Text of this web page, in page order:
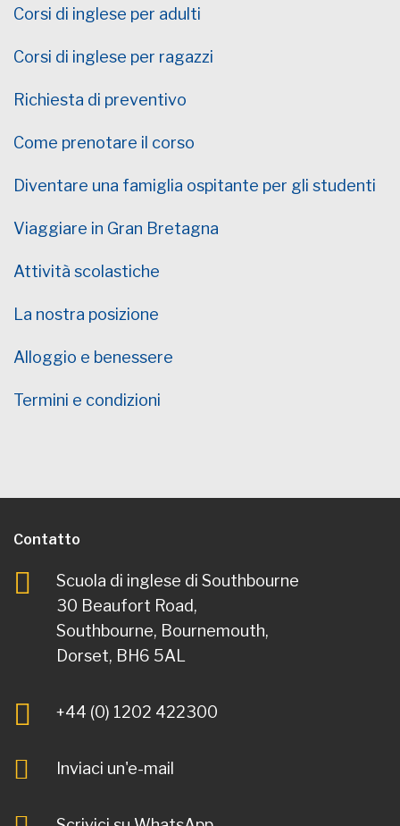
Corsi di inglese per adulti
Corsi di inglese per ragazzi
Richiesta di preventivo
Come prenotare il corso
Diventare una famiglia ospitante per gli studenti
Viaggiare in Gran Bretagna
Attività scolastiche
La nostra posizione
Alloggio e benessere
Termini e condizioni
Contatto
Scuola di inglese di Southbourne
30 Beaufort Road,
Southbourne, Bournemouth,
Dorset, BH6 5AL
+44 (0) 1202 422300
Inviaci un'e-mail